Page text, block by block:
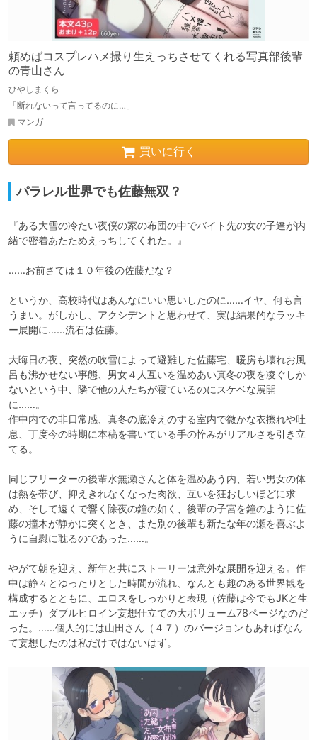
頼めばコスプレハメ撮り生えっちさせてくれる写真部後輩
の青山さん
ひやしまくら
「断れないって言ってるのに…」
マンガ
買いに行く
パラレル世界でも佐藤無双？
『ある大雪の冷たい夜僕の家の布団の中でバイト先の女の子達が内
緒で密着あたためえっちしてくれた。』
……お前さては１０年後の佐藤だな？
というか、高校時代はあんなにいい思いしたのに……イヤ、何も言
うまい。がしかし、アクシデントと思わせて、実は結果的なラッキ
ー展開に……流石は佐藤。
大晦日の夜、突然の吹雪によって避難した佐藤宅、暖房も壊れお風
呂も沸かせない事態、男女４人互いを温めあい真冬の夜を凌ぐしか
ないという中、隣で他の人たちが寝ているのにスケベな展開
に……。
作中内での非日常感、真冬の底冷えのする室内で微かな衣擦れや吐
息、丁度今の時期に本稿を書いている手の悴みがリアルさを引き立
てる。
同じフリーターの後輩水無瀬さんと体を温めあう内、若い男女の体
は熱を帯び、抑えきれなくなった肉欲、互いを狂おしいほどに求
め、そして遠くで響く除夜の鐘の如く、後輩の子宮を鐘のように佐
藤の撞木が静かに突くとき、また別の後輩も新たな年の瀬を喜ぶよ
うに自慰に耽るのであった……。
やがて朝を迎え、新年と共にストーリーは意外な展開を迎える。作
中は静々とゆったりとした時間が流れ、なんとも趣のある世界観を
構成するとともに、エロスをしっかりと表現（佐藤は今でもJKと生
エッチ）ダブルヒロイン妄想仕立ての大ボリューム78ページなのだ
った。……個人的には山田さん（４７）のバージョンもあればなん
て妄想したのは私だけではないはず。